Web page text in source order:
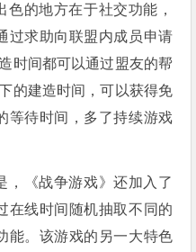
的地方在于社交功能，
过求助向联盟内成员申请
时间都可以通过盟友的帮
的建造时间，可以获得免
等待时间，多了持续游戏
，《战争游戏》还加入了
在线时间随机抽取不同的
能。该游戏的另一大特色